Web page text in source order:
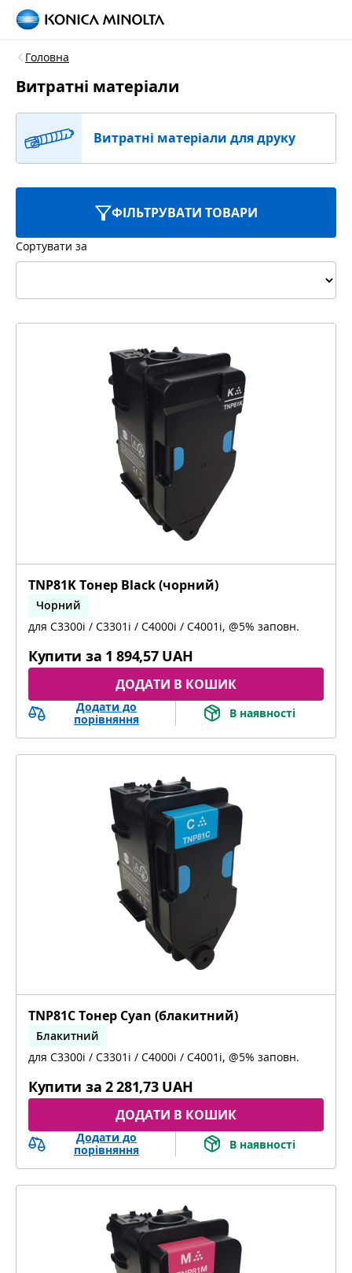
Головна
Витратні матеріали
Витратні матеріали для друку
ФІЛЬТРУВАТИ ТОВАРИ
Сортувати за
TNP81K Тонер Black (чорний)
Чорний
bizhub C3300i, bizhub C4000i, bizhub C3301i,
для C3300i / C3301i / C4000i / C4001i, @5% заповн.
Купити за 1 894,57 UAH
ДОДАТИ В КОШИК
Додати до
порівняння
В наявності
TNP81C Тонер Cyan (блакитний)
Блакитний
bizhub C3300i, bizhub C4000i, bizhub C3301i,
для C3300i / C3301i / C4000i / C4001i, @5% заповн.
Купити за 2 281,73 UAH
ДОДАТИ В КОШИК
Додати до
порівняння
В наявності